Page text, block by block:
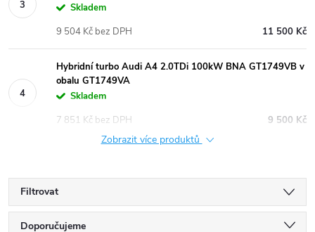
Skladem
11 500 Kč
9 504 Kč bez DPH
Hybridní turbo Audi A4 2.0TDi 100kW BNA GT1749VB v
obalu GT1749VA
Skladem
9 500 Kč
7 851 Kč bez DPH
Zobrazit více produktů
Filtrovat
Doporučujeme